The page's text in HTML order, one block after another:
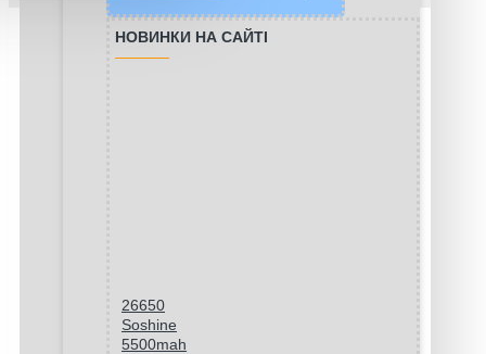
НОВИНКИ НА САЙТІ
26650
Soshine
5500mah